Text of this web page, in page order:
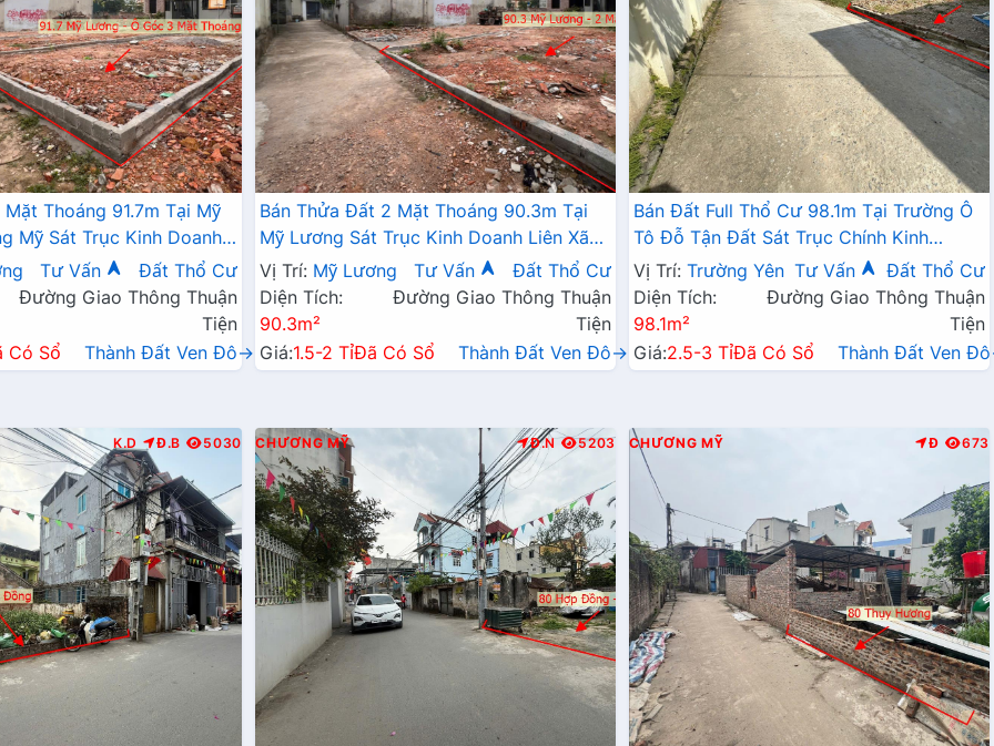
Thoáng 91.7m Tại Mỹ
Mỹ Sát Trục Kinh Doanh -
Lương Chương Mỹ
Tư Vấn
Đất Thổ Cư
Đường Giao Thông Thuận
Tiện
Có Sổ Thành Đất Ven Đô→
Bán Thửa Đất 2 Mặt Thoáng 90.3m Tại
Mỹ Lương Sát Trục Kinh Doanh Liên Xã
Giá Chỉ Hơn Tỷ
Vị Trí: Mỹ Lương Tư Vấn
Đất Thổ Cư
Diện Tích:
90.3m²
Đường Giao Thông Thuận
Tiện
Giá:1.5-2 TỉĐã Có Sổ Thành Đất Ven Đô→
Bán Đất Full Thổ Cư 98.1m Tại Trường Ô
Tô Đỗ Tận Đất Sát Trục Chính Kinh
Doanh Giá Chỉ Hơn 2 Tỷ
Vị Trí: Trường Yên Tư Vấn
Đất Thổ Cư
Diện Tích:
98.1m²
Đường Giao Thông Thuận
Tiện
Giá:2.5-3 TỉĐã Có Sổ Thành Đất Ven
K.D Đ.B 5030 CHƯƠNG MỸ Đ.N 5203 CHƯƠNG MỸ Đ 673